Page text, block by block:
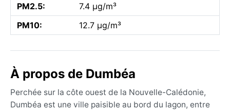
PM2.5:
7.4 µg/m³
PM10:
12.7 µg/m³
À propos de Dumbéa
Perchée sur la côte ouest de la Nouvelle-Calédonie,
Dumbéa est une ville paisible au bord du lagon, entre